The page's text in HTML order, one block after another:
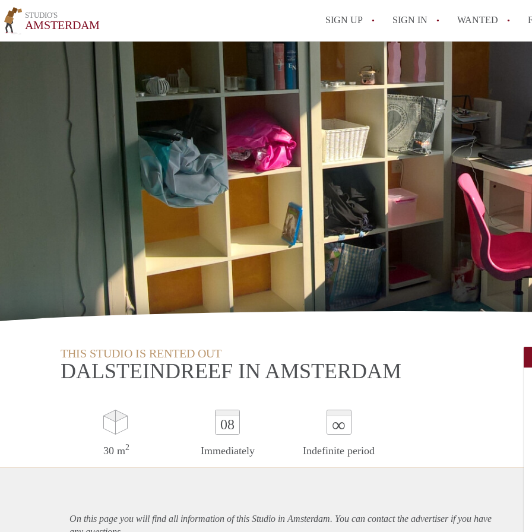
STUDIO'S
AMSTERDAM SIGN UP SIGN IN WANTED
All FAQs
THIS STUDIO IS RENTED OUT
DALSTEINDREEF IN AMSTERDAM
30 m2
08
Immediately
∞
Indefinite period
On this page you will find all information of this Studio in Amsterdam. You can contact the advertiser if you have